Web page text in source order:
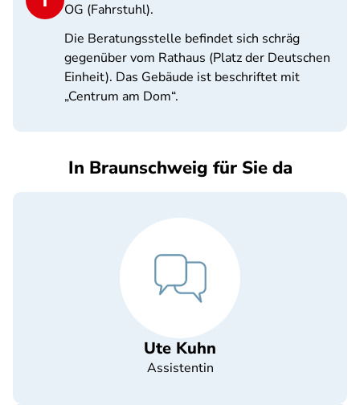
OG (Fahrstuhl).
Die Beratungsstelle befindet sich schräg
gegenüber vom Rathaus (Platz der Deutschen
Einheit). Das Gebäude ist beschriftet mit
„Centrum am Dom“.
In Braunschweig für Sie da
Ute Kuhn
Assistentin